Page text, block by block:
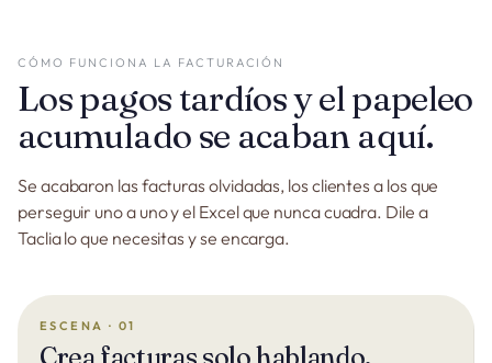
CÓMO FUNCIONA LA FACTURACIÓN
Los pagos tardíos y el papeleo
acumulado se acaban aquí.
Se acabaron las facturas olvidadas, los clientes a los que
perseguir uno a uno y el Excel que nunca cuadra. Dile a
Taclia lo que necesitas y se encarga.
ESCENA · 01